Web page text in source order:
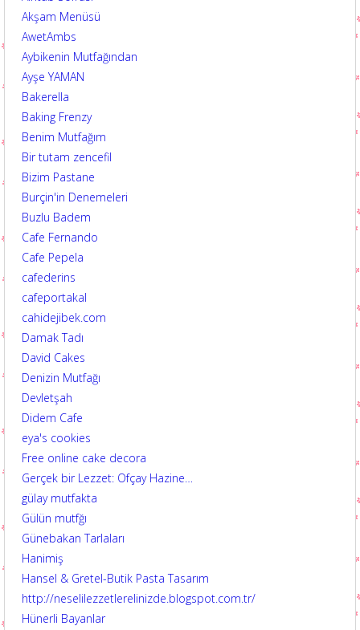
Akşam Menüsü
AwetAmbs
Aybikenin Mutfağından
Ayşe YAMAN
Bakerella
Baking Frenzy
Benim Mutfağım
Bir tutam zencefil
Bizim Pastane
Burçin'in Denemeleri
Buzlu Badem
Cafe Fernando
Cafe Pepela
cafederins
cafeportakal
cahidejibek.com
Damak Tadı
David Cakes
Denizin Mutfağı
Devletşah
Didem Cafe
eya's cookies
Free online cake decora
Gerçek bir Lezzet: Ofçay Hazine…
gülay mutfakta
Gülün mutfğı
Günebakan Tarlaları
Hanimiş
Hansel & Gretel-Butik Pasta Tasarım
http://neselilezzetlerelinizde.blogspot.com.tr/
Hünerli Bayanlar